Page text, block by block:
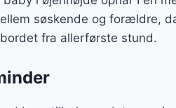
søskende og forældre,
fra allerførste stund.